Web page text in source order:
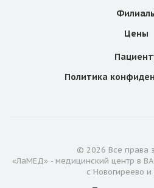
Цены
Политика
© 2026 Все права
«ЛаМЕД» - медицинский центр в
с Новогиреево